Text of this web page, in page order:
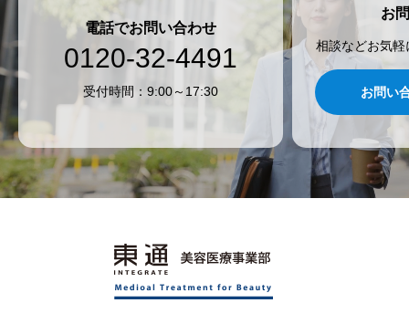
電話でお問い合わせ
0120-32-4491
受付時間：9:00～17:30
お
相談などお気
お問い